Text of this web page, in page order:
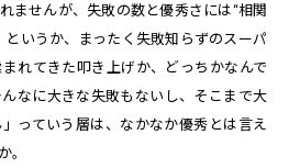
ませんが、失敗の数と優秀さには“相関
というか、まったく失敗知らずのスーパ
れてきた叩き上げか、どっちかなんで
なに大きな失敗もないし、そこまで大
っていう層は、なかなか優秀とは言え
。